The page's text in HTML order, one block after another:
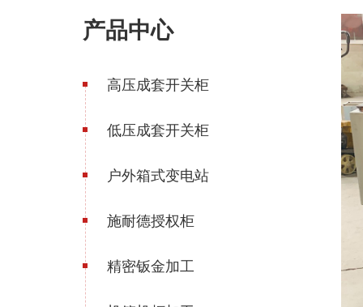
产品中心
高压成套开关柜
低压成套开关柜
户外箱式变电站
施耐德授权柜
精密钣金加工